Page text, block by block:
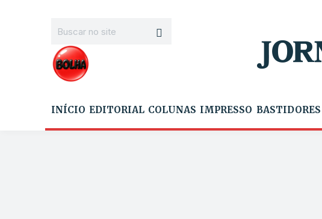
INÍCIO EDITORIAL COLUNAS IMPRESSO BASTIDORES